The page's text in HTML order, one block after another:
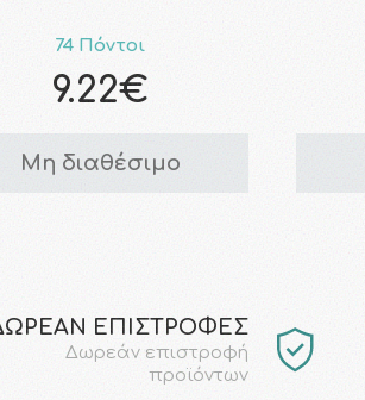
74 Πόντοι
9.22€
Μη διαθέσιμο
ΕΠΙΣΤΡΟΦΕΣ
Δωρεάν επιστροφή
προϊόντων